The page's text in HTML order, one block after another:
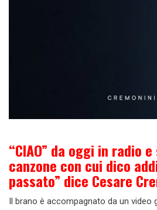
“CIAO” da oggi in radio e
canzone con cui dico
passato” dice Cesare
Il brano è accompagnato da un video